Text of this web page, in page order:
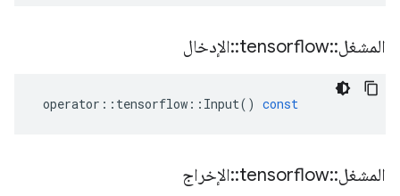
المشغل::
tensorflow
::الإدخال
operator :: tensorflow :: Input() const
المشغل::
tensorflow
::الإخراج